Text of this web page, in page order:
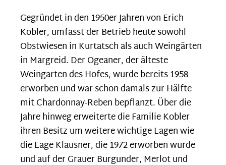
Gegründet in den 1950er Jahren von Erich
Kobler, umfasst der Betrieb heute sowohl
Obstwiesen in Kurtatsch als auch Weingärten
in Margreid. Der Ogeaner, der älteste
Weingarten des Hofes, wurde bereits 1958
erworben und war schon damals zur Hälfte
mit Chardonnay-Reben bepflanzt. Über die
Jahre hinweg erweiterte die Familie Kobler
ihren Besitz um weitere wichtige Lagen wie
die Lage Klausner, die 1972 erworben wurde
und auf der Grauer Burgunder, Merlot und